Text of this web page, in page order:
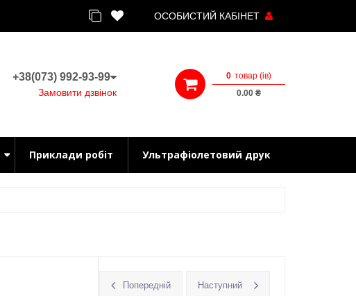
ОСОБИСТИЙ КАБІНЕТ
+38(073) 992-93-99
Замовити дзвінок
0 товар (iв)
0.00 ₴
Приклади робіт Ультрафіолетовий друк
Попередній Наступний